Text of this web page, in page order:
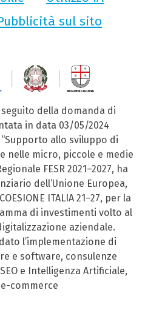
sul sito
seguito della domanda di
in data 03/05/2024
allo sviluppo di
nelle micro, piccole e medie
FESR 2021–2027, ha
dell’Unione Europea,
ITALIA 21–27, per la
di investimenti volto al
aziendale.
l’implementazione di
e software, consulenze
e Intelligenza Artificiale,
commerce